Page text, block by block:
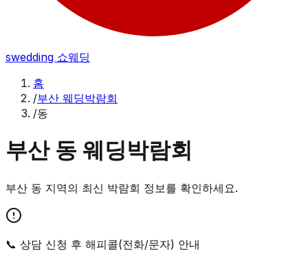
swedding 쇼웨딩
홈
/부산 웨딩박람회
/동
부산 동 웨딩박람회
부산 동 지역의 최신 박람회 정보를 확인하세요.
📞 상담 신청 후 해피콜(전화/문자) 안내